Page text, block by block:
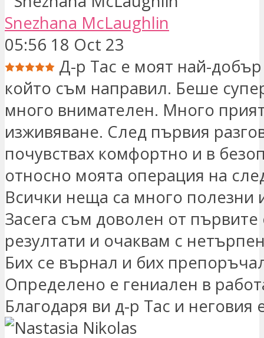
Snezhana McLaughlin
05:56 18 Oct 23
Д-р Тас е моят най-
който съм направил. Беше
много внимателен. Много
изживяване. След първия
почувствах комфортно и в
относно моята операция на
Всички неща са много полезни
Засега съм доволен от първите
резултати и очаквам с
Бих се върнал и бих
Определено е гениален в
Благодаря ви д-р Тас и неговия